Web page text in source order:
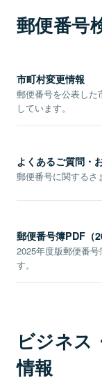
郵便番号
市町村変更情報
郵便番号を公表した
しています。
よくあるご質問・
郵便番号に関するさ
郵便番号簿PDF（
2025年度版郵便番
す。
ビジネス
情報